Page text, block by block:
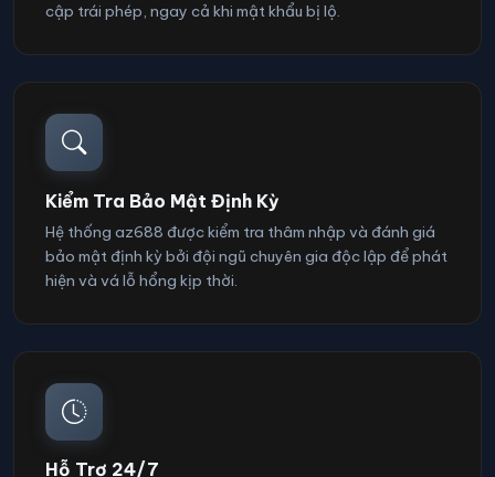
cập trái phép, ngay cả khi mật khẩu bị lộ.
Kiểm Tra Bảo Mật Định Kỳ
Hệ thống az688 được kiểm tra thâm nhập và đánh giá
bảo mật định kỳ bởi đội ngũ chuyên gia độc lập để phát
hiện và vá lỗ hổng kịp thời.
Hỗ Trợ 24/7